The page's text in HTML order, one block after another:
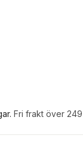
. Fri frakt över 249